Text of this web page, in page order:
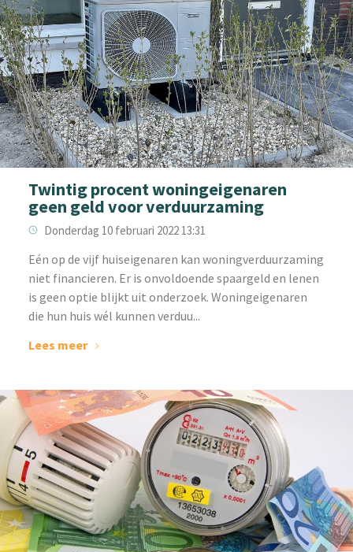
Twintig procent woningeigenaren
geen geld voor verduurzaming
Donderdag 10 februari 2022 13:31
‌Eén op de vijf huiseigenaren kan woningverduurzaming
niet financieren. Er is onvoldoende spaargeld en lenen
is geen optie blijkt uit onderzoek. Woningeigenaren
die hun huis wél kunnen verduu...
Lees meer